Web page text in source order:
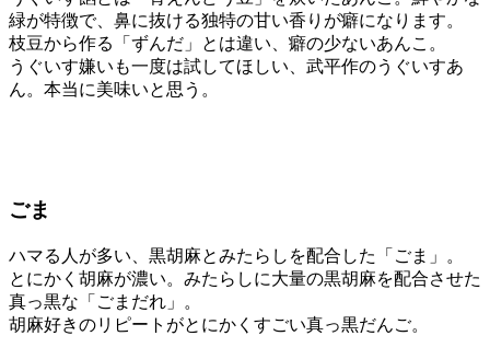
緑が特徴で、鼻に抜ける独特の甘い香りが癖になります。
枝豆から作る「ずんだ」とは違い、癖の少ないあんこ。
うぐいす嫌いも一度は試してほしい、武平作のうぐいすあ
ん。本当に美味いと思う。
ごま
ハマる人が多い、黒胡麻とみたらしを配合した「ごま」。
とにかく胡麻が濃い。みたらしに大量の黒胡麻を配合させた
真っ黒な「ごまだれ」。
胡麻好きのリピートがとにかくすごい真っ黒だんご。